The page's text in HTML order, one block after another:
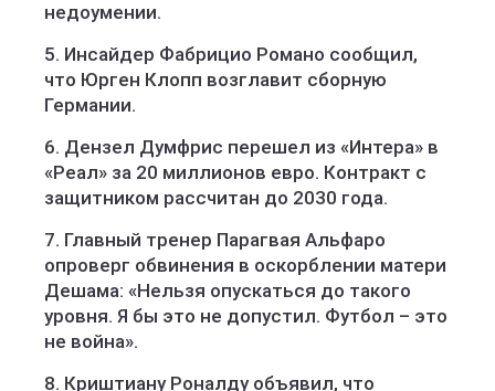
недоумении.
5. Инсайдер Фабрицио Романо сообщил,
что Юрген Клопп возглавит сборную
Германии.
6. Дензел Думфрис перешел из «Интера» в
«Реал» за 20 миллионов евро. Контракт с
защитником рассчитан до 2030 года.
7. Главный тренер Парагвая Альфаро
опроверг обвинения в оскорблении матери
Дешама: «Нельзя опускаться до такого
уровня. Я бы это не допустил. Футбол – это
не война».
8. Криштиану Роналду объявил, что